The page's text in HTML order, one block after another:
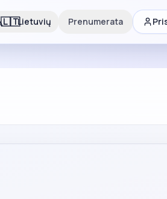
🇱🇹Lietuvių Prenumerata